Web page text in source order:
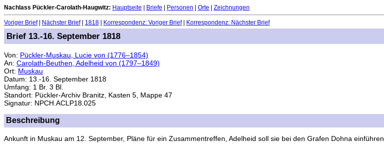
Nachlass Pückler-Carolath-Haugwitz: Hauptseite Briefe Personen Orte Zeichnungen
Voriger Brief| Nächster Brief| 1818 Korrespondenz: Voriger Brief| Korrespondenz: Nächster Brief
Brief 13.-16. September 1818
Von: Pückler-Muskau, Lucie von (1776–1854)
An: Carolath-Beuthen, Adelheid von (1797–1849)
Ort: Muskau
Datum: 13.-16. September 1818
Umfang: 1 Br. 3 Bl.
Standort: Pückler-Archiv Branitz, Kasten 5, Mappe 47
Signatur: NPCH.ACLP18.025
Beschreibung
Ankunft in Muskau am 12. September, Pläne für ein Zusammentreffen, Adelheid soll sie bei den Grafen Dohna einführen.